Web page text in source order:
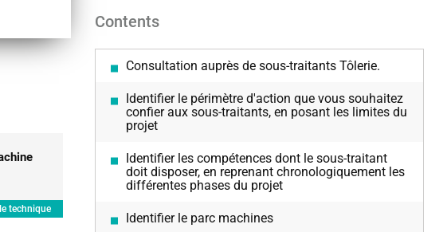
technique
Contents
Consultation auprès de sous-traitants Tôlerie.
Identifier le périmètre d'action que vous souhaitez
confier aux sous-traitants, en posant les limites du
projet
Identifier les compétences dont le sous-traitant
doit disposer, en reprenant chronologiquement les
différentes phases du projet
Identifier le parc machines